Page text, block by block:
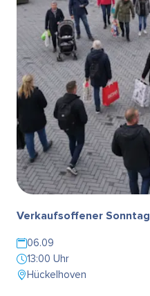
Verkaufsoffener Sonntag
06.09
13:00 Uhr
Hückelhoven